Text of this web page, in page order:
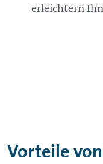
erleichtern
Vorteile